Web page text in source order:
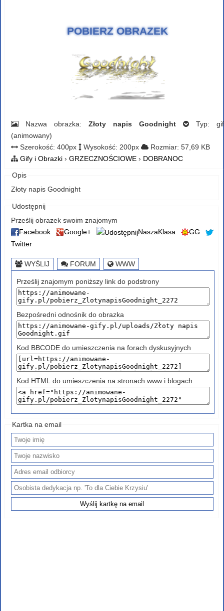
POBIERZ OBRAZEK
Nazwa obrazka: Złoty napis Goodnight
Typ: gif
(animowany)
Szerokość: 400px Wysokość: 200px
Rozmiar: 57,69 KB
Gify i Obrazki› GRZECZNOŚCIOWE › DOBRANOC
Opis
Złoty napis Goodnight
Udostępnij
Prześlij obrazek swoim znajomym
Facebook
Google+ NaszaKlasa
GG
Twitter
WYŚLIJ FORUM WWW
Prześlij znajomym poniższy link do podstrony
Bezpośredni odnośnik do obrazka
Kod BBCODE do umieszczenia na forach dyskusyjnych
Kod HTML do umieszczenia na stronach www i blogach
Kartka na email